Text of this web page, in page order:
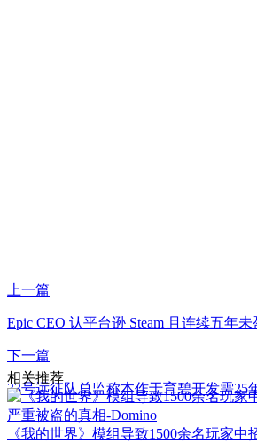
上一篇
Epic CEO 认平台逊 Steam 且连续五年未
下一篇
33号远征队总监称本作于育碧开发需25
相关推荐
《我的世界》模组导致1500余名玩家